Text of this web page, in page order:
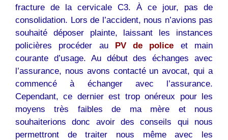
fracture de la cervicale C3. À ce jour, pas de
consolidation. Lors de l’accident, nous n’avions pas
souhaité déposer plainte, laissant les instances
policières procéder au
PV de police et main
courante d’usage. Au début des échanges avec
l’assurance, nous avons contacté un avocat, qui a
commencé à échanger avec l’assurance.
Cependant, ce dernier est trop onéreux pour les
moyens très faibles de ma mère et nous
souhaiterions donc avoir des conseils qui nous
permettront de traiter nous même avec les